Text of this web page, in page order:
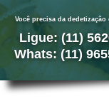
Você precisa da dedetização
Ligue: (11)
Whats: (11)